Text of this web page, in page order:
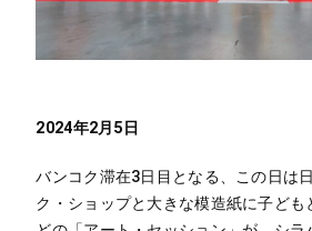
2024年2月5日
バンコク滞在3日目となる、この日は
ク・ショップと大きな模造紙に子ども